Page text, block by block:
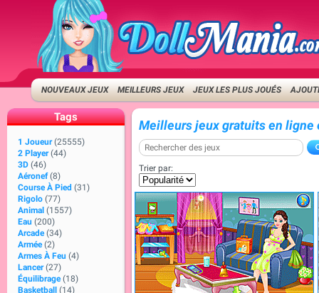
NOUVEAUX JEUX MEILLEURS JEUX JEUX LES PLUS JOUÉS
Tags
1 Joueur (25555)
2 Player (44)
3D (46)
Aéronef (8)
Course À Pied (31)
Rigolo (77)
Animal (1557)
Eau (200)
Arcade (34)
Armée (2)
Armes À Feu (4)
Lancer (27)
Équilibrage (18)
Basketball
(14)
Meilleurs jeux gratuits en ligne
Trier par: